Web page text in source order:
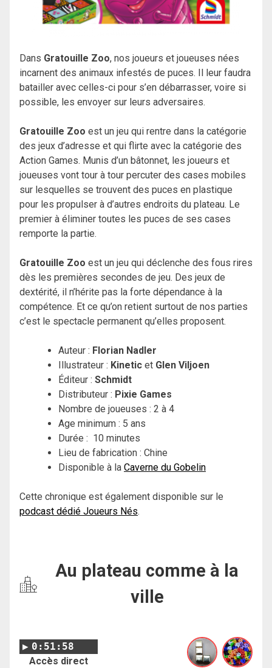
Dans Gratouille Zoo, nos joueurs et joueuses nées
incarnent des animaux infestés de puces. Il leur faudra
batailler avec celles-ci pour s’en débarrasser, voire si
possible, les envoyer sur leurs adversaires.
Gratouille Zoo est un jeu qui rentre dans la catégorie
des jeux d’adresse et qui flirte avec la catégorie des
Action Games. Munis d’un bâtonnet, les joueurs et
joueuses vont tour à tour percuter des cases mobiles
sur lesquelles se trouvent des puces en plastique
pour les propulser à d’autres endroits du plateau. Le
premier à éliminer toutes les puces de ses cases
remporte la partie.
Gratouille Zoo est un jeu qui déclenche des fous rires
dès les premières secondes de jeu. Des jeux de
dextérité, il n’hérite pas la forte dépendance à la
compétence. Et ce qu’on retient surtout de nos parties
c’est le spectacle permanent qu’elles proposent.
Auteur : Florian Nadler
Illustrateur : Kinetic et Glen Viljoen
Éditeur : Schmidt
Distributeur : Pixie Games
Nombre de joueuses : 2 à 4
Age minimum : 5 ans
Durée : 10 minutes
Lieu de fabrication : Chine
Disponible à la Caverne du Gobelin
Cette chronique est également disponible sur le
podcast dédié Joueurs Nés.
Au plateau comme à la
ville
0:51:58
Accès direct